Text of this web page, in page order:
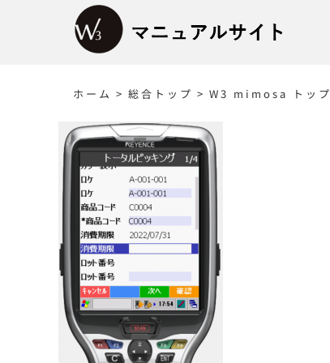
ホーム > 総合トップ > W3 mimosa トップ